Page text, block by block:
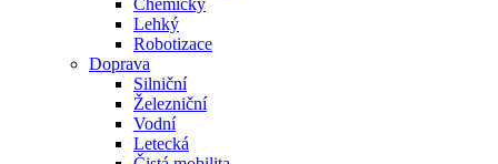
Lehký
Robotizace
Doprava
Silniční
Železniční
Vodní
Letecká